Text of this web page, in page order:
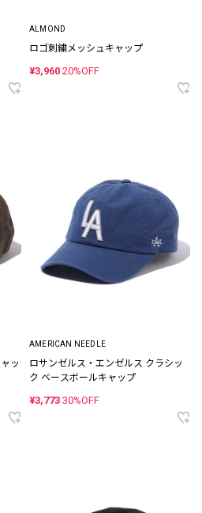
ALMOND
ロゴ刺繍メッシュキャップ
¥3,960 20%OFF
ッ
AMERICAN NEEDLE
ロサンゼルス・エンゼルス クラシッ
ク ベースボールキャップ
¥3,773 30%OFF